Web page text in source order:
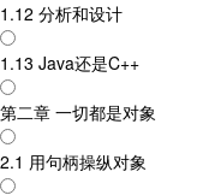
1.12 分析和设计
1.13 Java还是C++
第二章 一切都是对象
2.1 用句柄操纵对象